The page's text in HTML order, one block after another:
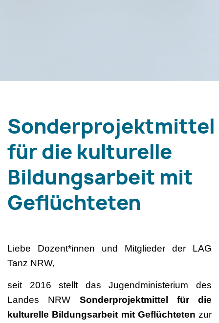
Sonderprojektmittel
für die kulturelle
Bildungsarbeit mit
Geflüchteten
Liebe Dozent*innen und Mitglieder der LAG
Tanz NRW,
seit 2016 stellt das Jugendministerium des
Landes NRW Sonderprojektmittel für die
kulturelle Bildungsarbeit mit Geflüchteten zur